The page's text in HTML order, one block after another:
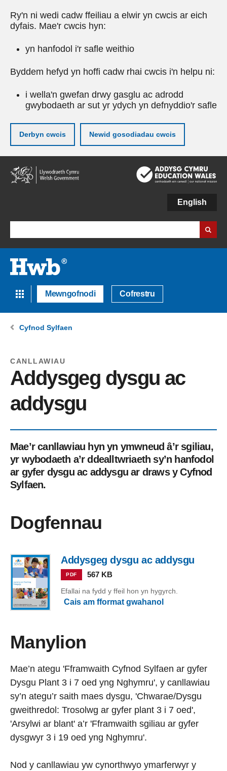
Ry'n ni wedi cadw ffeiliau a elwir yn cwcis ar eich
dyfais. Mae'r cwcis hyn:
yn hanfodol i'r safle weithio
Byddem hefyd yn hoffi cadw rhai cwcis i'n helpu ni:
i wella'n gwefan drwy gasglu ac adrodd
gwybodaeth ar sut yr ydych yn defnyddio'r safle
Derbyn cwcis Newid gosodiadau cwcis
Neidio
i'r
prif
English
Mewngofnodi Cofrestru
Cyfnod Sylfaen
CANLLAWIAU
Addysgeg dysgu ac
addysgu
Mae’r canllawiau hyn yn ymwneud â’r sgiliau,
yr wybodaeth a’r ddealltwriaeth sy’n hanfodol
ar gyfer dysgu ac addysgu ar draws y Cyfnod
Sylfaen.
Dogfennau
Addysgeg dysgu ac addysgu
PDF 567 KB
Efallai na fydd y ffeil hon yn hygyrch.
Cais am fformat gwahanol
Manylion
Mae’n ategu 'Fframwaith Cyfnod Sylfaen ar gyfer
Dysgu Plant 3 i 7 oed yng Nghymru', y canllawiau
sy’n ategu’r saith maes dysgu, 'Chwarae/Dysgu
gweithredol: Trosolwg ar gyfer plant 3 i 7 oed',
'Arsylwi ar blant' a’r 'Fframwaith sgiliau ar gyfer
dysgwyr 3 i 19 oed yng Nghymru'.
Nod y canllawiau yw cynorthwyo ymarferwyr y